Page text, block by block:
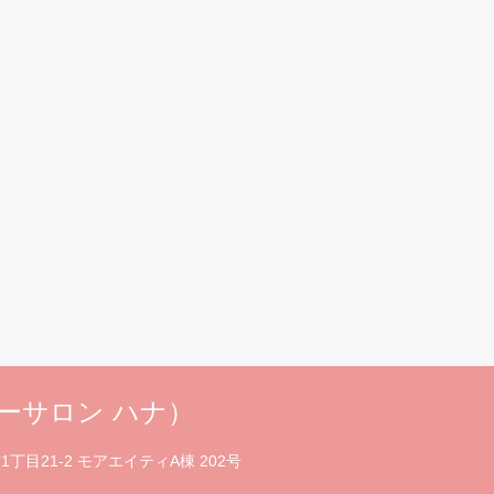
サロン ハナ）
丁目21-2 モアエイティA棟 202号